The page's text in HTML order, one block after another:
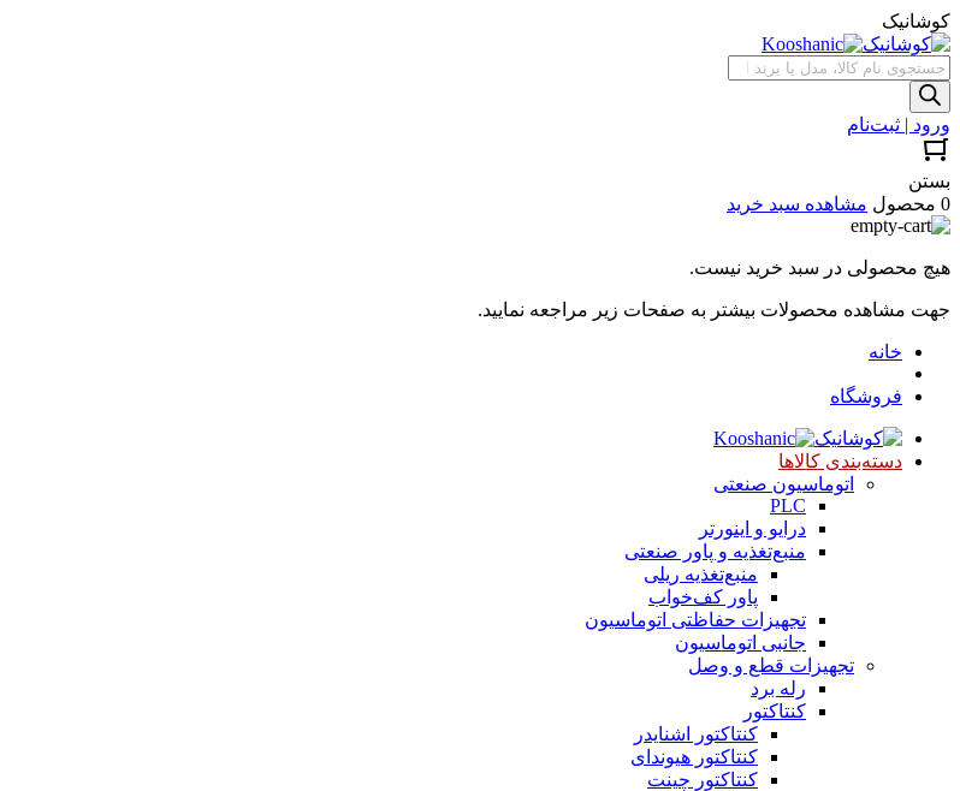
کوشانیک
جستجوی
محصولات
ورود | ثبت‌نام
بستن
0 محصول
مشاهده سبد خرید
هیچ محصولی در سبد خرید نیست.
جهت مشاهده محصولات بیشتر به صفحات زیر مراجعه نمایید.
خانه
فروشگاه
دسته‌بندی کالاها
اتوماسیون صنعتی
PLC
درایو و اینورتر
منبع‌تغذیه و پاور صنعتی
منبع‌تغذیه ریلی
پاور کف‌خواب
تجهیزات حفاظتی اتوماسیون
جانبی اتوماسیون
تجهیزات قطع و وصل
رله برد
کنتاکتور
کنتاکتور اشنایدر
کنتاکتور هیوندای
کنتاکتور چینت